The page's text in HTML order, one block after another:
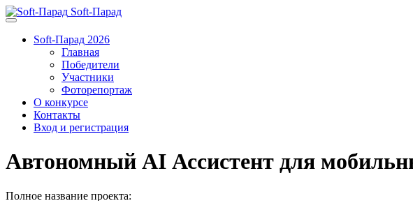
Soft-Парад
Soft-Парад 2026
Главная
Победители
Участники
Фоторепортаж
О конкурсе
Контакты
Вход и регистрация
Автономный AI Ассистент для
Полное название проекта: